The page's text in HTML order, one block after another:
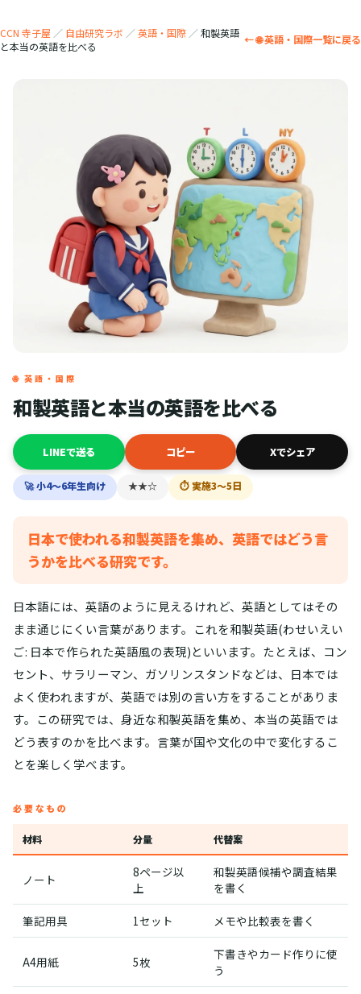
CCN 寺子屋 ／ 自由研究ラボ ／英語・国際 ／和製英語
と本当の英語を比べる
← 🌐 英語・国際一覧に戻る
🌐 英語・国際
和製英語と本当の英語を比べる
LINEで送る コピー Xでシェア
🚀 小4〜6年生向け ★★☆ ⏱ 実施3〜5日
日本で使われる和製英語を集め、英語ではどう言
うかを比べる研究です。
日本語には、英語のように見えるけれど、英語としてはその
まま通じにくい言葉があります。これを和製英語(わせいえい
ご: 日本で作られた英語風の表現)といいます。たとえば、コン
セント、サラリーマン、ガソリンスタンドなどは、日本では
よく使われますが、英語では別の言い方をすることがありま
す。この研究では、身近な和製英語を集め、本当の英語では
どう表すのかを比べます。言葉が国や文化の中で変化するこ
とを楽しく学べます。
必要なもの
材料 分量 代替案
ノート
8ページ以
上
和製英語候補や調査結果
を書く
筆記用具 1セット メモや比較表を書く
A4用紙 5枚
下書きやカード作りに使
う